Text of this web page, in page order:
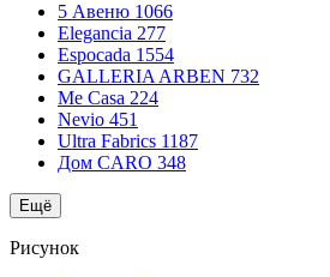
5 Авеню 1066
Elegancia 277
Espocada 1554
GALLERIA ARBEN 732
Me Casa 224
Nevio 451
Ultra Fabrics 1187
Дом CARO 348
Ещё
Рисунок